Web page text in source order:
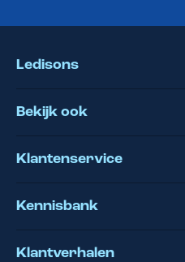
Ledisons
Bekijk ook
Klantenservice
Kennisbank
Klantverhalen